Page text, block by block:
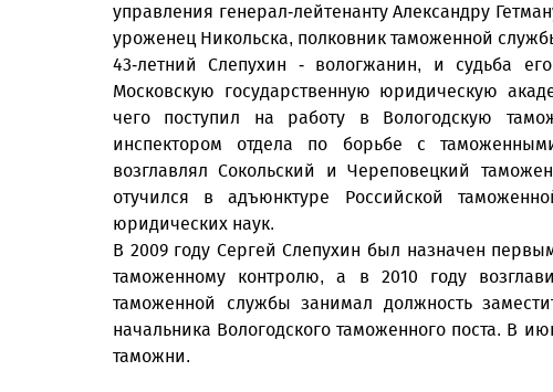
управления генерал-лейтенанту Александру
уроженец Никольска, полковник таможенной
43-летний Слепухин - вологжанин, и судьба
Московскую государственную юридическую
чего поступил на работу в Вологодскую
инспектором отдела по борьбе с
возглавлял Сокольский и Череповецкий
отучился в адъюнктуре Российской
юридических наук.
В 2009 году Сергей Слепухин был назначен
таможенному контролю, а в 2010 году
таможенной службы занимал должность
начальника Вологодского таможенного поста. В
таможни.